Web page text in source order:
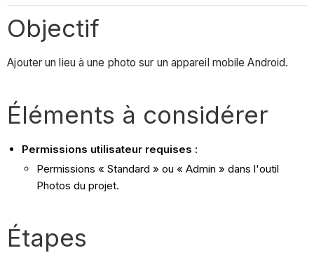
Objectif
Ajouter un lieu à une photo sur un appareil mobile Android.
Éléments à considérer
Permissions utilisateur requises :
Permissions « Standard » ou « Admin » dans l'outil
Photos du projet.
Étapes